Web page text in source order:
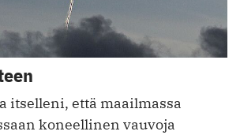
itselleni, että maailmassa
koneellinen vauvoja